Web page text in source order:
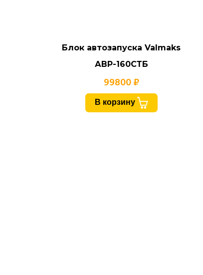
Блок автозапуска Valmaks
АВР-160СТБ
99800 ₽
В корзину